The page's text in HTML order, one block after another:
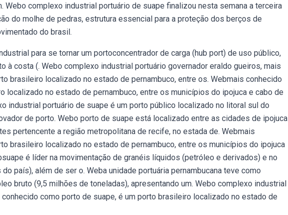
complexo industrial portuário de suape finalizou nesta semana a terceira
do molhe de pedras, estrutura essencial para a proteção dos berços de
do brasil.
para se tornar um portoconcentrador de carga (hub port) de uso público,
à costa (. Webo complexo industrial portuário governador eraldo gueiros, mais
brasileiro localizado no estado de pernambuco, entre os. Webmais conhecido
localizado no estado de pernambuco, entre os municípios do ipojuca e cabo de
industrial portuário de suape é um porto público localizado no litoral sul do
de porto. Webo porto de suape está localizado entre as cidades de ipojuca
pertencente a região metropolitana de recife, no estada de. Webmais
brasileiro localizado no estado de pernambuco, entre os municípios do ipojuca
é líder na movimentação de granéis líquidos (petróleo e derivados) e no
país), além de ser o. Weba unidade portuária pernambucana teve como
bruto (9,5 milhões de toneladas), apresentando um. Webo complexo industrial
como porto de suape, é um porto brasileiro localizado no estado de